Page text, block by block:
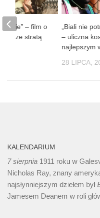
„Biali nie
– uliczna
najlepszym
28 LIPCA,
ludzie” – film o
ze stratą
KALENDARIUM
7 sierpnia 1911 roku w
Nicholas Ray, znany
najsłynniejszym dziełem był
Jamesem Deanem w roli